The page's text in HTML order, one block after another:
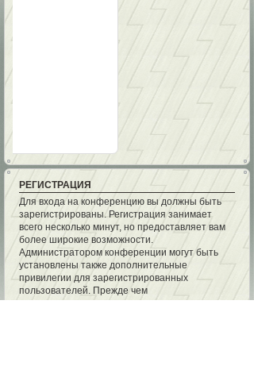
РЕГИСТРАЦИЯ
Для входа на конференцию вы должны быть
зарегистрированы. Регистрация занимает
всего несколько минут, но предоставляет вам
более широкие возможности.
Администратором конференции могут быть
установлены также дополнительные
привилегии для зарегистрированных
пользователей. Прежде чем
зарегистрироваться, вам следует